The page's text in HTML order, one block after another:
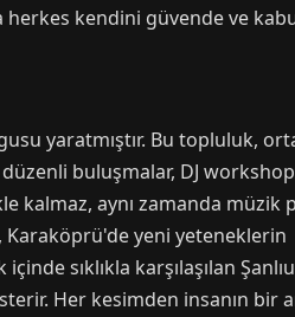
herkes kendini güvende ve
yaratmıştır. Bu topluluk,
buluşmalar, DJ
kalmaz, aynı zamanda müzik
Karaköprü'de yeni yeteneklerin
sıklıkla karşılaşılan
Her kesimden insanın bir